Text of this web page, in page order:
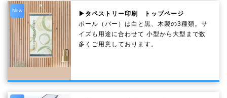
New
▶タペストリー印刷 トップページ
ポール（バー）は白と黒、木製の3種類。サ
イズも用途に合わせて 小型から大型まで数
多くご用意しております。